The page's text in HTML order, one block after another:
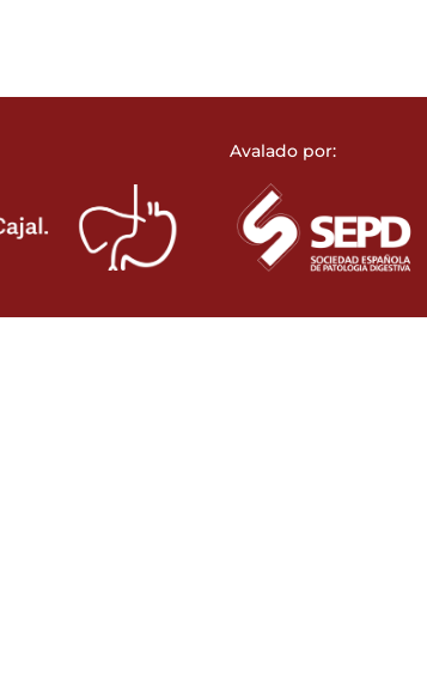
Avalado por: